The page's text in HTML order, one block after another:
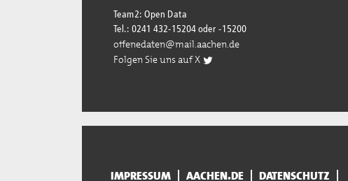
Team2: Open Data
Tel.: 0241 432-15204 oder -15200
offenedaten@mail.aachen.de
Folgen Sie uns auf X
IMPRESSUM AACHEN.DE DATENSCHUTZ